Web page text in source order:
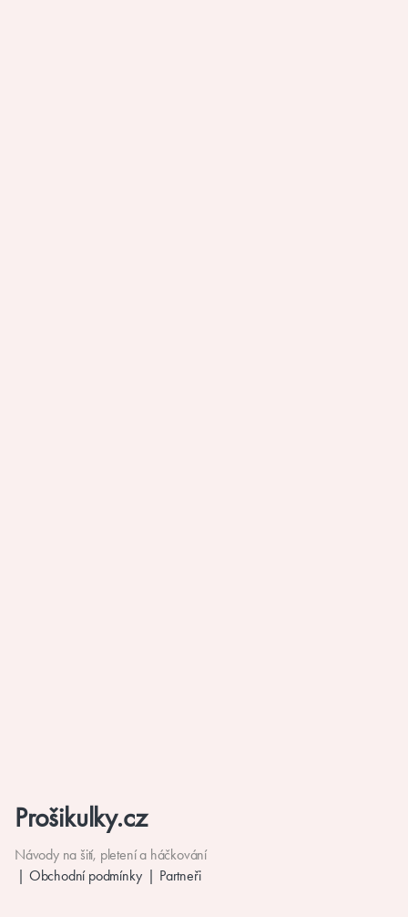
Prošikulky.cz
Návody na šití, pletení a háčkování
Obchodní podmínky
Partneři